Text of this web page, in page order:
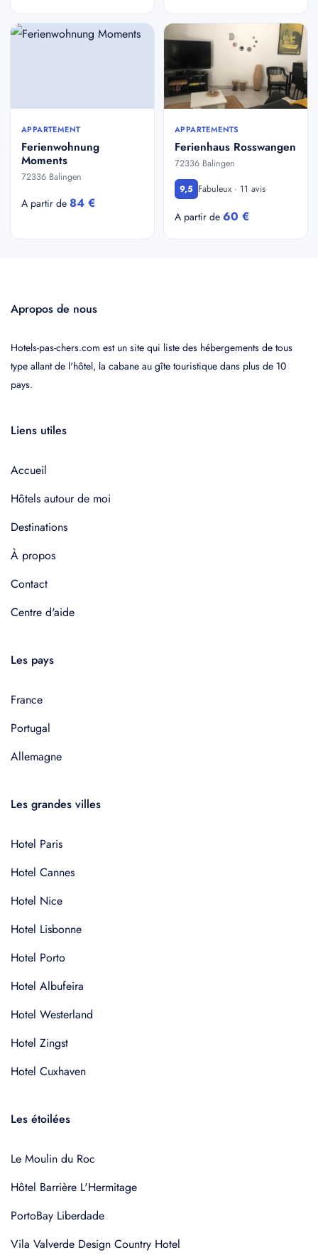
APPARTEMENT
Ferienwohnung
Moments
72336 Balingen
A partir de 84 €
APPARTEMENTS
Ferienhaus Rosswangen
72336 Balingen
9,5 Fabuleux · 11 avis
A partir de 60 €
Apropos de nous
Hotels-pas-chers.com est un site qui liste des hébergements de tous
type allant de l'hôtel, la cabane au gîte touristique dans plus de 10
pays.
Liens utiles
Accueil
Hôtels autour de moi
Destinations
À propos
Contact
Centre d'aide
Les pays
France
Portugal
Allemagne
Les grandes villes
Hotel Paris
Hotel Cannes
Hotel Nice
Hotel Lisbonne
Hotel Porto
Hotel Albufeira
Hotel Westerland
Hotel Zingst
Hotel Cuxhaven
Les étoilées
Le Moulin du Roc
Hôtel Barrière L'Hermitage
PortoBay Liberdade
Vila Valverde Design Country Hotel